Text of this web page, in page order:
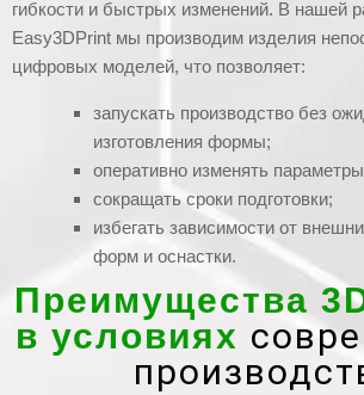
гибкости и быстрых изменений. В нашей
Easy3DPrint мы производим изделия
цифровых моделей, что позволяет:
запускать производство без
изготовления формы;
оперативно изменять
сокращать сроки подготовки;
избегать зависимости от
форм и оснастки.
Преимущества
в условиях